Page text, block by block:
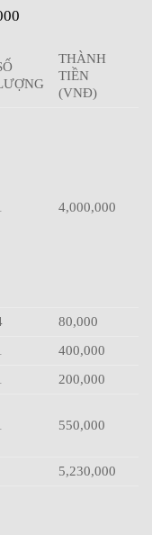
THÀNH
TIỀN
(VNĐ)
4,000,000
80,000
400,000
200,000
550,000
5,230,000